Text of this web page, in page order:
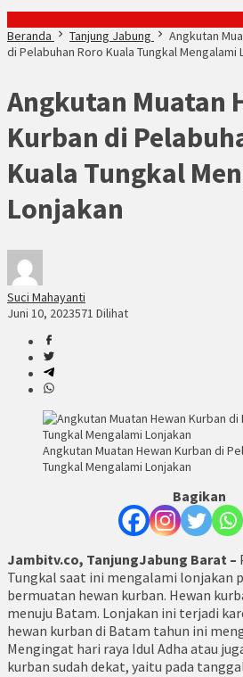
Beranda
Tanjung Jabung
Angkutan
di Pelabuhan Roro Kuala Tungkal Mengalami
Angkutan Muatan
Kurban di
Kuala Tungkal
Lonjakan
Suci Mahayanti
Juni 10, 2023571 Dilihat
Angkutan Muatan Hewan Kurban di
Tungkal Mengalami Lonjakan
Bagikan
Jambitv.co, TanjungJabung Barat –
Tungkal saat ini mengalami lonjakan
bermuatan hewan kurban. Hewan
menuju Batam. Lonjakan ini terjadi
hewan kurban di Batam tahun ini
Mengingat hari raya Idul Adha atau
kurban sudah dekat, yaitu pada